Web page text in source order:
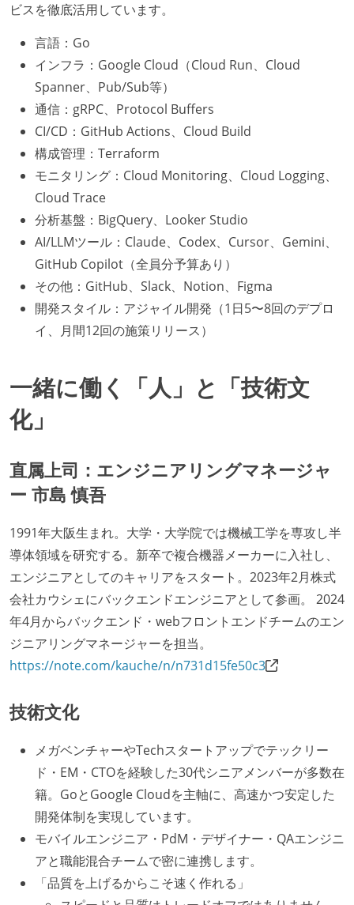
ビスを徹底活用しています。
言語：Go
インフラ：Google Cloud（Cloud Run、Cloud
Spanner、Pub/Sub等）
通信：gRPC、Protocol Buffers
CI/CD：GitHub Actions、Cloud Build
構成管理：Terraform
モニタリング：Cloud Monitoring、Cloud Logging、
Cloud Trace
分析基盤：BigQuery、Looker Studio
AI/LLMツール：Claude、Codex、Cursor、Gemini、
GitHub Copilot（全員分予算あり）
その他：GitHub、Slack、Notion、Figma
開発スタイル：アジャイル開発（1日5〜8回のデプロ
イ、月間12回の施策リリース）
一緒に働く「人」と「技術文
化」
直属上司：エンジニアリングマネージャ
ー 市島 慎吾
1991年大阪生まれ。大学・大学院では機械工学を専攻し半
導体領域を研究する。新卒で複合機器メーカーに入社し、
エンジニアとしてのキャリアをスタート。2023年2月株式
会社カウシェにバックエンドエンジニアとして参画。 2024
年4月からバックエンド・webフロントエンドチームのエン
ジニアリングマネージャーを担当。
https://note.com/kauche/n/n731d15fe50c3
技術文化
メガベンチャーやTechスタートアップでテックリー
ド・EM・CTOを経験した30代シニアメンバーが多数在
籍。GoとGoogle Cloudを主軸に、高速かつ安定した
開発体制を実現しています。
モバイルエンジニア・PdM・デザイナー・QAエンジニ
アと職能混合チームで密に連携します。
「品質を上げるからこそ速く作れる」